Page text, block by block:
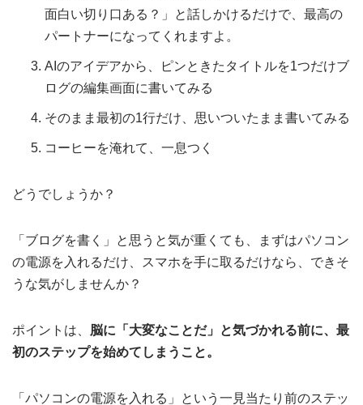
面白い切り口ある？」と話しかけるだけで、最高の
パートナーになってくれますよ。
AIのアイデアから、ピンときたタイトルを1つだけブ
ログの編集画面に書いてみる
そのまま最初の1行だけ、思いついたまま書いてみる
コーヒーを淹れて、一息つく
どうでしょうか？
「ブログを書く」と思うと気が重くても、まずはパソコン
の電源を入れるだけ、スマホを手に取るだけなら、できそ
うな気がしませんか？
ポイントは、 脳に「大変なことだ」と気づかれる前に、最
初のステップを始めてしまうこと。
「パソコンの電源を入れる」という一見当たり前のステッ